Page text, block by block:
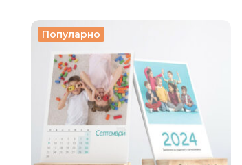
Популарно